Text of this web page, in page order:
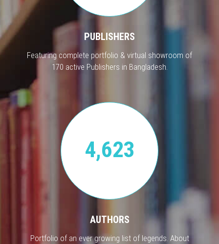
PUBLISHERS
Featuring complete portfolio & virtual showroom of
170 active Publishers in Bangladesh.
4,623
AUTHORS
Portfolio of an ever growing list of legends. About